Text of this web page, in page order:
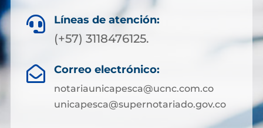
 Líneas de atención:
(+57) 3118476125.
 Correo electrónico:
notariaunicapesca@ucnc.com.co
unicapesca@supernotariado.gov.co